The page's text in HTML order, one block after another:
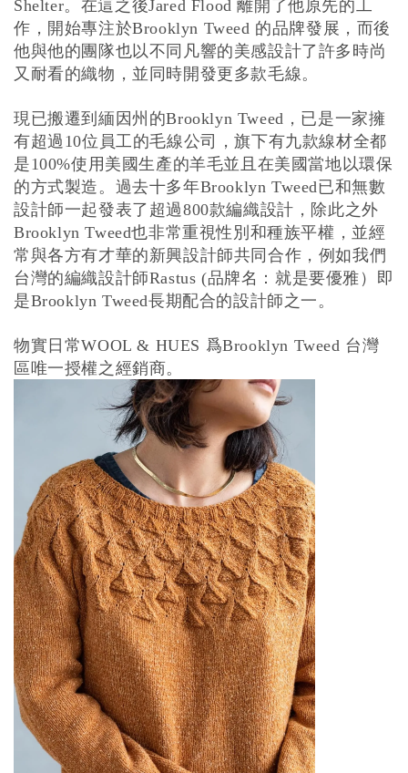
Shelter。在這之後Jared Flood離開了他原先的工
作，開始專注於Brooklyn Tweed 的品牌發展，而後
他與他的團隊也以不同凡響的美感設計了許多時尚
又耐看的織物，並同時開發更多款毛線。
現已搬遷到緬因州的Brooklyn Tweed ，已是一家擁
有超過 10位員工的毛線公司，旗下有九款線材全都
是100%使用美國生產的羊毛並且在美國當地以環保
的方式製造。過去十多年Brooklyn Tweed已和無數
設計師一起發表了超過800款編織設計，除此之外
Brooklyn Tweed也非常重視性別和種族平權，並經
常與各方有才華的新興設計師共同合作，例如我們
台灣的編織設計師Rastus (品牌名：就是要優雅）即
是Brooklyn Tweed長期配合的設計師之一。
物實日常WOOL & HUES 爲Brooklyn Tweed 台灣
區唯一授權之經銷商。